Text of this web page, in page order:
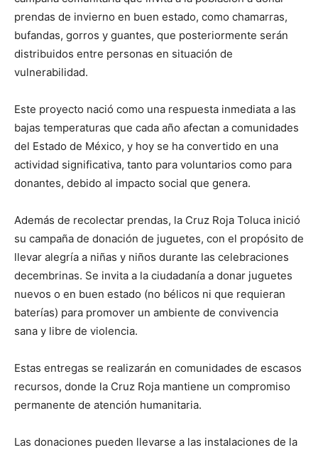
prendas de invierno en buen estado, como chamarras,
bufandas, gorros y guantes, que posteriormente serán
distribuidos entre personas en situación de
vulnerabilidad.
Este proyecto nació como una respuesta inmediata a las
bajas temperaturas que cada año afectan a comunidades
del Estado de México, y hoy se ha convertido en una
actividad significativa, tanto para voluntarios como para
donantes, debido al impacto social que genera.
Además de recolectar prendas, la Cruz Roja Toluca inició
su campaña de donación de juguetes, con el propósito de
llevar alegría a niñas y niños durante las celebraciones
decembrinas. Se invita a la ciudadanía a donar juguetes
nuevos o en buen estado (no bélicos ni que requieran
baterías) para promover un ambiente de convivencia
sana y libre de violencia.
Estas entregas se realizarán en comunidades de escasos
recursos, donde la Cruz Roja mantiene un compromiso
permanente de atención humanitaria.
Las donaciones pueden llevarse a las instalaciones de la